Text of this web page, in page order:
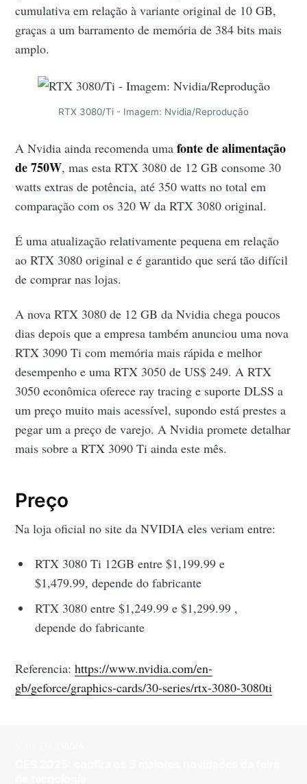
cumulativa em relação à variante original de 10 GB,
graças a um barramento de memória de 384 bits mais
amplo.
RTX 3080/Ti - Imagem: Nvidia/Reprodução
A Nvidia ainda recomenda umafonte de alimentação
de 750W, mas esta RTX 3080 de 12 GB consome 30
watts extras de potência, até 350 watts no total em
comparação com os 320 W da RTX 3080 original.
É uma atualização relativamente pequena em relação
ao RTX 3080 original e é garantido que será tão difícil
de comprar nas lojas.
A nova RTX 3080 de 12 GB da Nvidia chega poucos
dias depois que a empresa também anunciou uma nova
RTX 3090 Ti com memória mais rápida e melhor
desempenho e uma RTX 3050 de US$ 249. A RTX
3050 econômica oferece ray tracing e suporte DLSS a
um preço muito mais acessível, supondo está prestes a
pegar um a preço de varejo. A Nvidia promete detalhar
mais sobre a RTX 3090 Ti ainda este mês.
Preço
Na loja oficial no site da NVIDIA eles veriam entre:
RTX 3080 Ti 12GB entre $1,199.99 e
$1,479.99, depende do fabricante
RTX 3080 entre $1,249.99 e $1,299.99 ,
depende do fabricante
Referencia:https://www.nvidia.com/en-
gb/geforce/graphics-cards/30-series/rtx-3080-3080ti